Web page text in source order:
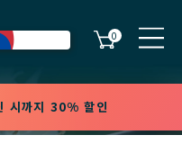
0
시까지 30% 할인